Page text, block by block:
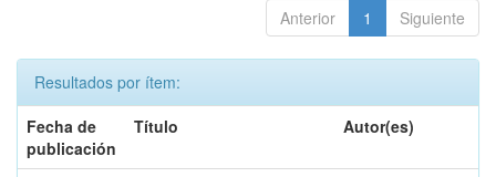
Anterior 1 Siguiente
Resultados por ítem:
Fecha de
publicación
Título Autor(es)